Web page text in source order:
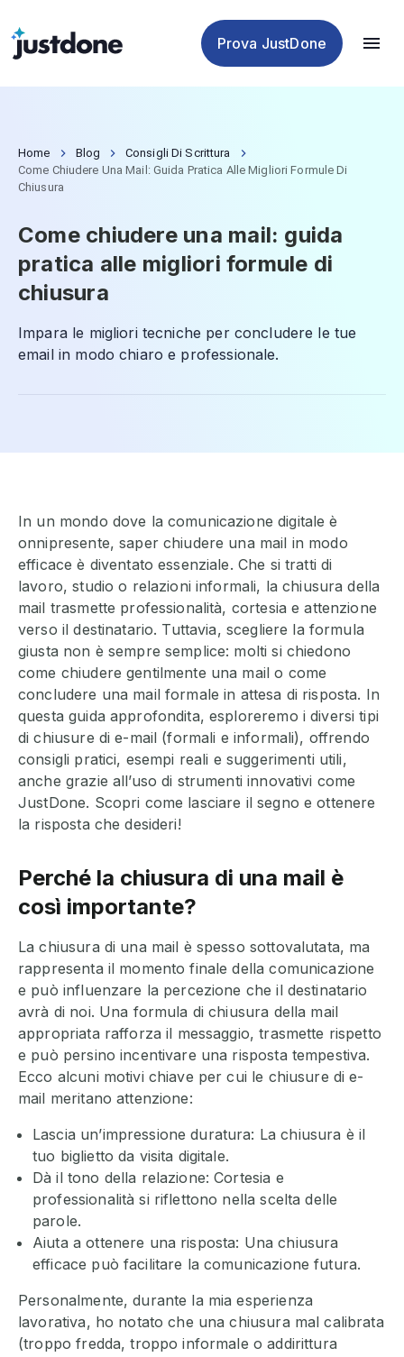
Prova JustDone
Home Blog
Consigli Di Scrittura
Come Chiudere Una Mail: Guida Pratica Alle Migliori Formule Di
Chiusura
Come chiudere una mail: guida
pratica alle migliori formule di
chiusura
Impara le migliori tecniche per concludere le tue
email in modo chiaro e professionale.
In un mondo dove la comunicazione digitale è
onnipresente, saper chiudere una mail in modo
efficace è diventato essenziale. Che si tratti di
lavoro, studio o relazioni informali, la chiusura della
mail trasmette professionalità, cortesia e attenzione
verso il destinatario. Tuttavia, scegliere la formula
giusta non è sempre semplice: molti si chiedono
come chiudere gentilmente una mail o come
concludere una mail formale in attesa di risposta. In
questa guida approfondita, esploreremo i diversi tipi
di chiusure di e-mail (formali e informali), offrendo
consigli pratici, esempi reali e suggerimenti utili,
anche grazie all’uso di strumenti innovativi come
JustDone. Scopri come lasciare il segno e ottenere
la risposta che desideri!
Perché la chiusura di una mail è
così importante?
La chiusura di una mail è spesso sottovalutata, ma
rappresenta il momento finale della comunicazione
e può influenzare la percezione che il destinatario
avrà di noi. Una formula di chiusura della mail
appropriata rafforza il messaggio, trasmette rispetto
e può persino incentivare una risposta tempestiva.
Ecco alcuni motivi chiave per cui le chiusure di e-
mail meritano attenzione:
Lascia un’impressione duratura: La chiusura è il
tuo biglietto da visita digitale.
Dà il tono della relazione: Cortesia e
professionalità si riflettono nella scelta delle
parole.
Aiuta a ottenere una risposta: Una chiusura
efficace può facilitare la comunicazione futura.
Personalmente, durante la mia esperienza
lavorativa, ho notato che una chiusura mal calibrata
(troppo fredda, troppo informale o addirittura